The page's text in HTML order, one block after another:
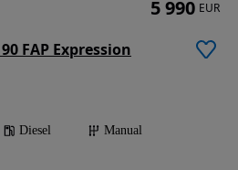
FAP Expression
Diesel
Manual
5 990 EUR